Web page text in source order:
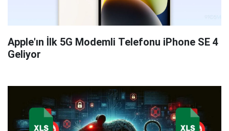
Apple'ın İlk 5G Modemli Telefonu iPhone SE 4
Geliyor